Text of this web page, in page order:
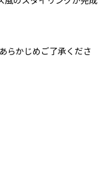
らかじめご了承くださ